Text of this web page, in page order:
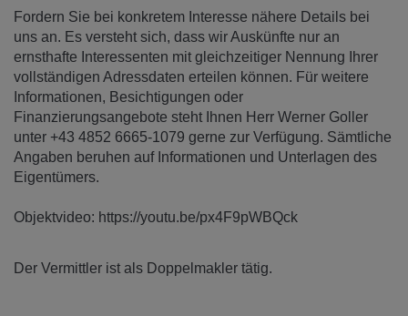
Fordern Sie bei konkretem Interesse nähere Details bei
uns an. Es versteht sich, dass wir Auskünfte nur an
ernsthafte Interessenten mit gleichzeitiger Nennung Ihrer
vollständigen Adressdaten erteilen können. Für weitere
Informationen, Besichtigungen oder
Finanzierungsangebote steht Ihnen Herr Werner Goller
unter +43 4852 6665-1079 gerne zur Verfügung. Sämtliche
Angaben beruhen auf Informationen und Unterlagen des
Eigentümers.
Objektvideo: https://youtu.be/px4F9pWBQck
Der Vermittler ist als Doppelmakler tätig.